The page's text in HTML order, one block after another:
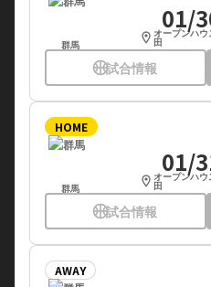
群馬
01/
location_on オープンハ
田
sports_basketball試合情報
HOME
群馬
01/
location_on オープンハ
田
sports_basketball試合情報
AWAY